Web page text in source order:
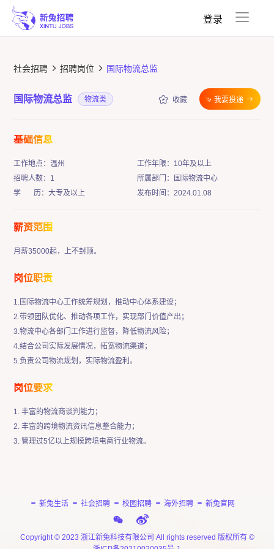
登录
社会招聘 招聘岗位 国际物流总监
国际物流总监 物流类 收藏 我要投递
基础信息
工作地点：温州
工作年限：10年及以上
招聘人数：1
所属部门：国际物流中心
学 历：大专及以上
发布时间：2024.01.08
薪资范围
月薪35000起，上不封顶。
岗位职责
1.国际物流中心工作统筹规划，推动中心体系建设；
2.带领团队优化、推动各项工作，实现部门价值产出；
3.物流中心各部门工作进行监督，降低物流风险；
4.结合公司实际发展情况，拓宽物流渠道；
5.负责公司物流规划，实际物流盈利。
岗位要求
1. 丰富的物流商谈判能力；
2. 丰富的跨境物流资讯信息整合能力；
3. 管理过5亿以上规模跨境电商行业物流。
新兔生活 社会招聘 校园招聘 海外招聘 新兔官网
Copyright © 2023 浙江新兔科技有限公司 All rights reserved 版权所有 ©